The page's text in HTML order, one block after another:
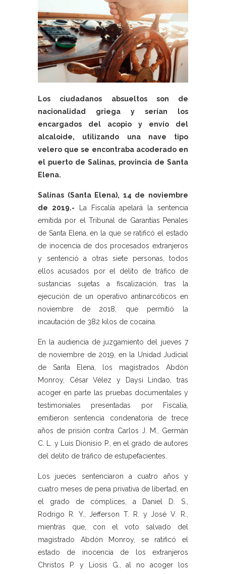
Los ciudadanos absueltos son de
nacionalidad griega y serían los
encargados del acopio y envío del
alcaloide, utilizando una nave tipo
velero que se encontraba acoderado en
el puerto de Salinas, provincia de Santa
Elena.
Salinas (Santa Elena), 14 de noviembre
de 2019.- La Fiscalía apelará la sentencia
emitida por el Tribunal de Garantías Penales
de Santa Elena, en la que se ratificó el estado
de inocencia de dos procesados extranjeros
y sentenció a otras siete personas, todos
ellos acusados por el delito de tráfico de
sustancias sujetas a fiscalización, tras la
ejecución de un operativo antinarcóticos en
noviembre de 2018, que permitió la
incautación de 382 kilos de cocaína.
En la audiencia de juzgamiento del jueves 7
de noviembre de 2019, en la Unidad Judicial
de Santa Elena, los magistrados Abdón
Monroy, César Vélez y Daysi Lindao, tras
acoger en parte las pruebas documentales y
testimoniales presentadas por Fiscalía,
emitieron sentencia condenatoria de trece
años de prisión contra Carlos J. M., Germán
C. L. y Luis Dionisio P., en el grado de autores
del delito de tráfico de estupefacientes.
Los jueces sentenciaron a cuatro años y
cuatro meses de pena privativa de libertad, en
el grado de cómplices, a Daniel D. S.,
Rodrigo R. Y., Jefferson T. R. y José V. R.,
mientras que, con el voto salvado del
magistrado Abdón Monroy, se ratificó el
estado de inocencia de los extranjeros
Christos P. y Liosis G., al no acoger los